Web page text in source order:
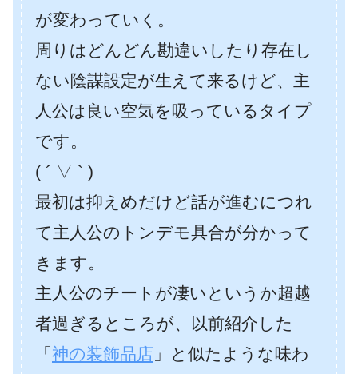
が変わっていく。
周りはどんどん勘違いしたり存在し
ない陰謀設定が生えて来るけど、主
人公は良い空気を吸っているタイプ
です。
( ´ ▽ ` )
最初は抑えめだけど話が進むにつれ
て主人公のトンデモ具合が分かって
きます。
主人公のチートが凄いというか超越
者過ぎるところが、以前紹介した
「 神の装飾品店 」と似たような味わ